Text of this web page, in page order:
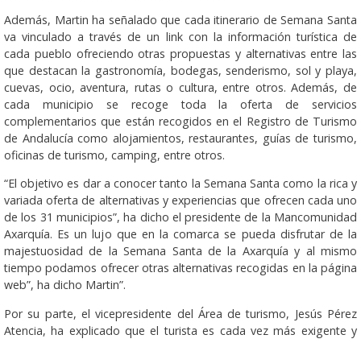
Además, Martin ha señalado que cada itinerario de Semana Santa
va vinculado a través de un link con la información turística de
cada pueblo ofreciendo otras propuestas y alternativas entre las
que destacan la gastronomía, bodegas, senderismo, sol y playa,
cuevas, ocio, aventura, rutas o cultura, entre otros. Además, de
cada municipio se recoge toda la oferta de servicios
complementarios que están recogidos en el Registro de Turismo
de Andalucía como alojamientos, restaurantes, guías de turismo,
oficinas de turismo, camping, entre otros.
“El objetivo es dar a conocer tanto la Semana Santa como la rica y
variada oferta de alternativas y experiencias que ofrecen cada uno
de los 31 municipios”, ha dicho el presidente de la Mancomunidad
Axarquía. Es un lujo que en la comarca se pueda disfrutar de la
majestuosidad de la Semana Santa de la Axarquía y al mismo
tiempo podamos ofrecer otras alternativas recogidas en la página
web”, ha dicho Martin”.
Por su parte, el vicepresidente del Área de turismo, Jesús Pérez
Atencia, ha explicado que el turista es cada vez más exigente y